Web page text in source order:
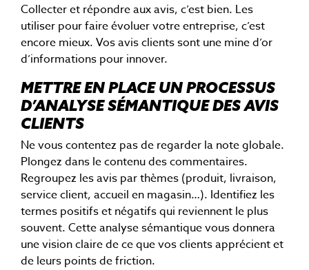
Collecter et répondre aux avis, c’est bien. Les
utiliser pour faire évoluer votre entreprise, c’est
encore mieux. Vos avis clients sont une mine d’or
d’informations pour innover.
METTRE EN PLACE UN PROCESSUS
D’ANALYSE SÉMANTIQUE DES AVIS
CLIENTS
Ne vous contentez pas de regarder la note globale.
Plongez dans le contenu des commentaires.
Regroupez les avis par thèmes (produit, livraison,
service client, accueil en magasin…). Identifiez les
termes positifs et négatifs qui reviennent le plus
souvent. Cette analyse sémantique vous donnera
une vision claire de ce que vos clients apprécient et
de leurs points de friction.